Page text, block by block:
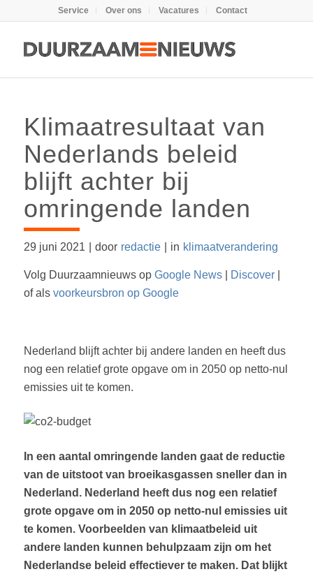
Service Over ons Vacatures Contact
Klimaatresultaat van
Nederlands beleid
blijft achter bij
omringende landen
29 juni 2021 door redactie in klimaatverandering
Volg Duurzaamnieuws op Google News| Discover|
of als voorkeursbron op Google
Nederland blijft achter bij andere landen en heeft dus
nog een relatief grote opgave om in 2050 op netto-nul
emissies uit te komen.
In een aantal omringende landen gaat de reductie
van de uitstoot van broeikasgassen sneller dan in
Nederland. Nederland heeft dus nog een relatief
grote opgave om in 2050 op netto-nul emissies uit
te komen. Voorbeelden van klimaatbeleid uit
andere landen kunnen behulpzaam zijn om het
Nederlandse beleid effectiever te maken. Dat blijkt